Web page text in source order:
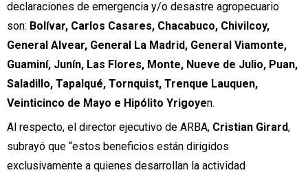
declaraciones de emergencia y/o desastre agropecuario
son: Bolívar, Carlos Casares, Chacabuco, Chivilcoy,
General Alvear, General La Madrid, General Viamonte,
Guaminí, Junín, Las Flores, Monte, Nueve de Julio, Puan,
Saladillo, Tapalqué, Tornquist, Trenque Lauquen,
Veinticinco de Mayo e Hipólito Yrigoyen.
Al respecto, el director ejecutivo de ARBA, Cristian Girard,
subrayó que “estos beneficios están dirigidos
exclusivamente a quienes desarrollan la actividad